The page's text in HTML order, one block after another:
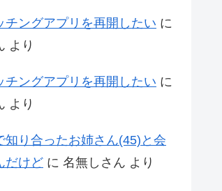
チングアプリを再開したい に
より
チングアプリを再開したい に
より
知り合ったお姉さん(45)と会
だけど に 名無しさん より